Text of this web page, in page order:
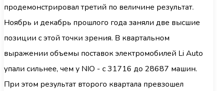
продемонстрировал третий по величине результат.
Ноябрь и декабрь прошлого года заняли две высшие
позиции с этой точки зрения. В квартальном
выражении объемы поставок электромобилей Li Auto
упали сильнее, чем у NIO - с 31716 до 28687 машин.
При этом результат второго квартала превзошел